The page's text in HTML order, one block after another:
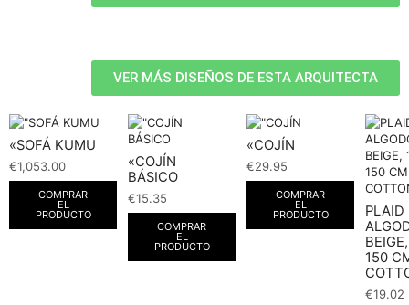
VER MÁS DISEÑOS DE ESTA ARQUITECTA
«SOFÁ KUMU
€1,053.00
COMPRAR
EL
PRODUCTO
«COJÍN
BÁSICO
€15.35
COMPRAR
EL
PRODUCTO
«COJÍN
€29.95
COMPRAR
EL
PRODUCTO
PLAID
150
€19.02